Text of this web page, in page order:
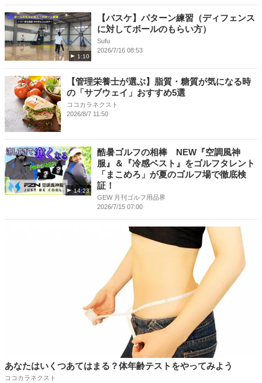
1:10
【バスケ】パターン練習（ディフェンス
に対してボールのもらい方）
Sufu
2026/7/16 08:53
【管理栄養士が選ぶ】脂質・糖質が気になる時
の「サブウェイ」おすすめ5選
ココカラネクスト
2026/8/7 11:50
14:23
酷暑ゴルフの相棒 NEW『空調風神
服』＆『冷感ベスト』をゴルフタレント
「まこめろ」が夏のゴルフ場で徹底検
証！
GEW 月刊ゴルフ用品界
2026/7/15 07:00
あなたはいくつあてはまる？体年齢テストをやってみよう
ココカラネクスト